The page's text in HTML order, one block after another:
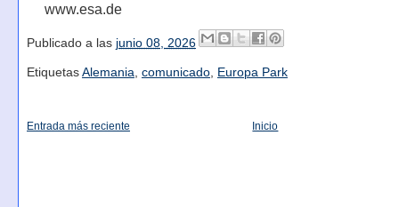
www.esa.de
Publicado a las junio 08, 2026
Etiquetas Alemania comunicado, Europa Park
Entrada más reciente Inicio